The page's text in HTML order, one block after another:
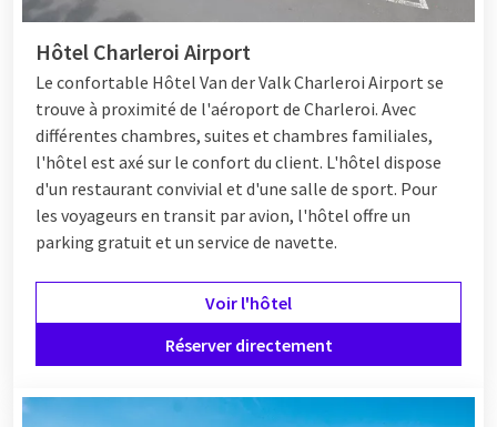
Hôtel Charleroi Airport
Le confortable Hôtel Van der Valk Charleroi Airport se
trouve à proximité de l'aéroport de Charleroi. Avec
différentes chambres, suites et chambres familiales,
l'hôtel est axé sur le confort du client. L'hôtel dispose
d'un restaurant convivial et d'une salle de sport. Pour
les voyageurs en transit par avion, l'hôtel offre un
parking gratuit et un service de navette.
Voir l'hôtel
Réserver directement